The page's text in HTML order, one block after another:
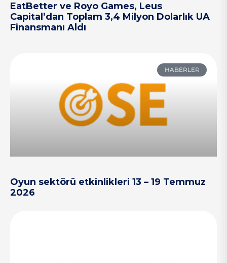
EatBetter ve Royo Games, Leus
Capital’dan Toplam 3,4 Milyon Dolarlık UA
Finansmanı Aldı
HABERLER
Oyun sektörü etkinlikleri 13 – 19 Temmuz
2026